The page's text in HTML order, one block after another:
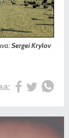
Sergei Krylov